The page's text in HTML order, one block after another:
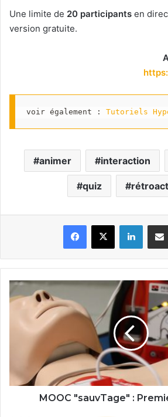
Une limite de 20 participants en
version gratuite.
voir également : Tutoriels
animer interaction
quiz
Facebook
X
MOOC
"sauvTage"
secours
MOOC "sauvTage" :